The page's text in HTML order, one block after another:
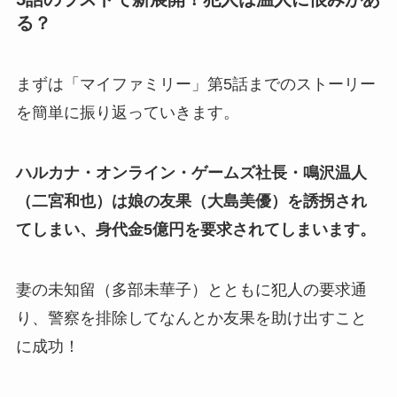
る？
まずは「マイファミリー」第5話までのストーリー
を簡単に振り返っていきます。
ハルカナ・オンライン・ゲームズ社長・鳴沢温人
（二宮和也）は娘の友果（大島美優）を誘拐され
てしまい、身代金5億円を要求されてしまいます。
妻の未知留（多部未華子）とともに犯人の要求通
り、警察を排除してなんとか友果を助け出すこと
に成功！